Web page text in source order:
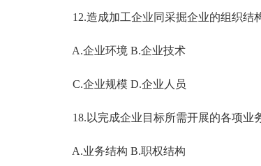
12.造成加工企业同采掘企业的组织结
A.企业环境 B.企业技术
C.企业规模 D.企业人员
18.以完成企业目标所需开展的各项业
A.业务结构 B.职权结构